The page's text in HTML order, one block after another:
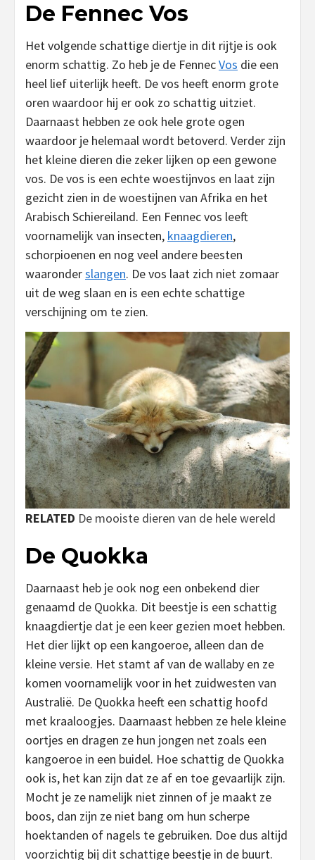
De Fennec Vos
Het volgende schattige diertje in dit rijtje is ook
enorm schattig. Zo heb je de FennecVos die een
heel lief uiterlijk heeft. De vos heeft enorm grote
oren waardoor hij er ook zo schattig uitziet.
Daarnaast hebben ze ook hele grote ogen
waardoor je helemaal wordt betoverd. Verder zijn
het kleine dieren die zeker lijken op een gewone
vos. De vos is een echte woestijnvos en laat zijn
gezicht zien in de woestijnen van Afrika en het
Arabisch Schiereiland. Een Fennec vos leeft
voornamelijk van insecten, knaagdieren,
schorpioenen en nog veel andere beesten
waaronderslangen. De vos laat zich niet zomaar
uit de weg slaan en is een echte schattige
verschijning om te zien.
RELATED De mooiste dieren van de hele wereld
De Quokka
Daarnaast heb je ook nog een onbekend dier
genaamd de Quokka. Dit beestje is een schattig
knaagdiertje dat je een keer gezien moet hebben.
Het dier lijkt op een kangoeroe, alleen dan de
kleine versie. Het stamt af van de wallaby en ze
komen voornamelijk voor in het zuidwesten van
Australië. De Quokka heeft een schattig hoofd
met kraaloogjes. Daarnaast hebben ze hele kleine
oortjes en dragen ze hun jongen net zoals een
kangoeroe in een buidel. Hoe schattig de Quokka
ook is, het kan zijn dat ze af en toe gevaarlijk zijn.
Mocht je ze namelijk niet zinnen of je maakt ze
boos, dan zijn ze niet bang om hun scherpe
hoektanden of nagels te gebruiken. Doe dus altijd
voorzichtig bij dit schattige beestje in de buurt.